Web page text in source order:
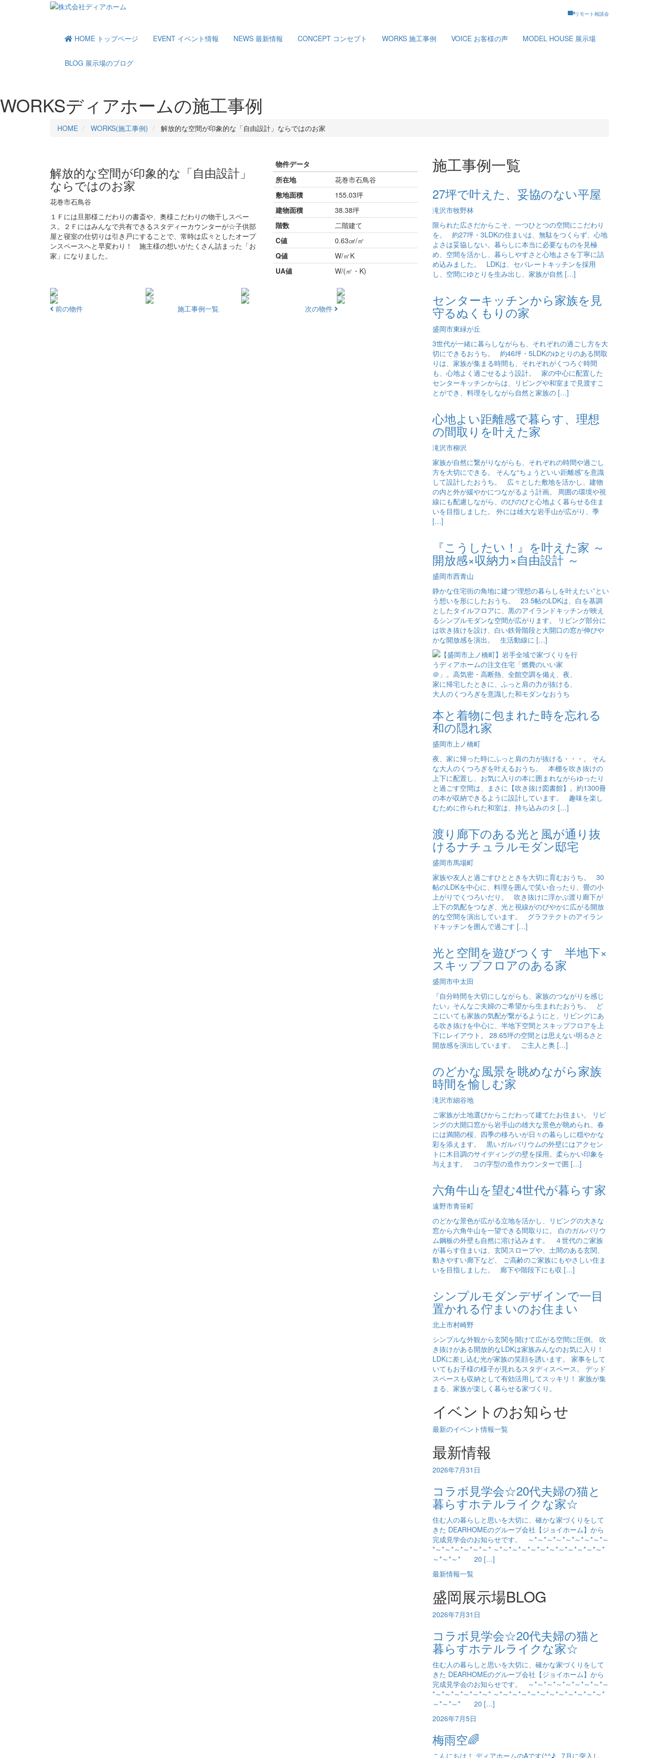
リモート相談会
HOME トップページ EVENT イベント情報 NEWS 最新情報 CONCEPT コンセプト WORKS 施工事例 VOICE お客様の声 MODEL HOUSE 展示場
BLOG 展示場のブログ
WORKSディアホームの施工事例
HOME WORKS(施工事例) 解放的な空間が印象的な「自由設計」ならではのお家
解放的な空間が印象的な「自由設計」
ならではのお家
花巻市石鳥谷
１Ｆには旦那様こだわりの書斎や、奥様こだわりの物干しスペー
ス。２Ｆにはみんなで共有できるスタディーカウンターが☆子供部
屋と寝室の仕切りは引き戸にすることで、常時は広々としたオープ
ンスペースへと早変わり！ 施主様の想いがたくさん詰まった「お
家」になりました。
物件データ
所在地
花巻市石鳥谷
敷地面積
155.03坪
建物面積
38.38坪
階数
二階建て
C値
0.63㎠/㎡
Q値
W/㎡K
UA値
W/(㎡・K)
前の物件 施工事例一覧 次の物件
施工事例一覧
27坪で叶えた、妥協のない平屋
滝沢市牧野林
限られた広さだからこそ、一つひとつの空間にこだわり
を。 約27坪・3LDKの住まいは、無駄をつくらず、心地
よさは妥協しない。暮らしに本当に必要なものを見極
め、空間を活かし、暮らしやすさと心地よさを丁寧に詰
め込みました。 LDKは、セパレートキッチンを採用
し、空間にゆとりを生み出し、家族が自然 […]
センターキッチンから家族を見
守るぬくもりの家
盛岡市東緑が丘
3世代が一緒に暮らしながらも、それぞれの過ごし方を大
切にできるおうち。 約46坪・5LDKのゆとりのある間取
りは、家族が集まる時間も、それぞれがくつろぐ時間
も、心地よく過ごせるよう設計。 家の中心に配置した
センターキッチンからは、リビングや和室まで見渡すこ
とができ、料理をしながら自然と家族の […]
心地よい距離感で暮らす、理想
の間取りを叶えた家
滝沢市柳沢
家族が自然に繋がりながらも、それぞれの時間や過ごし
方を大切にできる。 そんな“ちょうどいい距離感”を意識
して設計したおうち。 広々とした敷地を活かし、建物
の内と外が緩やかにつながるよう計画。 周囲の環境や視
線にも配慮しながら、のびのびと心地よく暮らせる住ま
いを目指しました。 外には雄大な岩手山が広がり、季
[…]
『こうしたい！』を叶えた家 ～
開放感×収納力×自由設計 ～
盛岡市西青山
静かな住宅街の角地に建つ“理想の暮らしを叶えたい”とい
う想いを形にしたおうち。 23.5帖のLDKは、白を基調
としたタイルフロアに、黒のアイランドキッチンが映え
るシンプルモダンな空間が広がります。 リビング部分に
は吹き抜けを設け、白い鉄骨階段と大開口の窓が伸びや
かな開放感を演出。 生活動線に […]
本と着物に包まれた時を忘れる
和の隠れ家
盛岡市上ノ橋町
夜、家に帰った時にふっと肩の力が抜ける・・・。 そん
な大人のくつろぎを叶えるおうち。 本棚を吹き抜けの
上下に配置し、お気に入りの本に囲まれながらゆったり
と過ごす空間は、まさに【吹き抜け図書館】。約1300冊
の本が収納できるように設計しています。 趣味を楽し
むために作られた和室は、持ち込みのタ […]
渡り廊下のある光と風が通り抜
けるナチュラルモダン邸宅
盛岡市馬場町
家族や友人と過ごすひとときを大切に育むおうち。 30
帖のLDKを中心に、料理を囲んで笑い合ったり、畳の小
上がりでくつろいだり。 吹き抜けに浮かぶ渡り廊下が
上下の気配をつなぎ、光と視線がのびやかに広がる開放
的な空間を演出しています。 グラフテクトのアイラン
ドキッチンを囲んで過ごす […]
光と空間を遊びつくす 半地下×
スキップフロアのある家
盛岡市中太田
『自分時間を大切にしながらも、家族のつながりを感じ
たい』そんなご夫婦のご希望から生まれたおうち。 ど
こにいても家族の気配が繋がるようにと、リビングにあ
る吹き抜けを中心に、半地下空間とスキップフロアを上
下にレイアウト。 28.65坪の空間とは思えない明るさと
開放感を演出しています。 ご主人と奥 […]
のどかな風景を眺めながら家族
時間を愉しむ家
滝沢市細谷地
ご家族が土地選びからこだわって建てたお住まい。 リビ
ングの大開口窓から岩手山の雄大な景色が眺められ、春
には満開の桜、四季の移ろいが日々の暮らしに穏やかな
彩を添えます。 黒いガルバリウムの外壁にはアクセン
トに木目調のサイディングの壁を採用。柔らかい印象を
与えます。 コの字型の造作カウンターで囲 […]
六角牛山を望む4世代が暮らす家
遠野市青笹町
のどかな景色が広がる立地を活かし、リビングの大きな
窓から六角牛山を一望できる間取りに。 白のガルバリウ
ム鋼板の外壁も自然に溶け込みます。 ４世代のご家族
が暮らす住まいは、玄関スロープや、土間のある玄関、
動きやすい廊下など、 ご高齢のご家族にもやさしい住ま
いを目指しました。 廊下や階段下にも収 […]
シンプルモダンデザインで一目
置かれる佇まいのお住まい
北上市村崎野
シンプルな外観から玄関を開けて広がる空間に圧倒。 吹
き抜けがある開放的なLDKは家族みんなのお気に入り！
LDKに差し込む光が家族の笑顔を誘います。 家事をして
いてもお子様の様子が見れるスタディスペース。 デッド
スペースも収納として有効活用してスッキリ！ 家族が集
まる、家族が楽しく暮らせる家づくり。
イベントのお知らせ
最新のイベント情報一覧
最新情報
2026年7月31日
コラボ見学会☆20代夫婦の猫と
暮らすホテルライクな家☆
住む人の暮らしと思いを大切に、確かな家づくりをして
きた DEARHOMEのグループ会社【ジョイホーム】から
完成見学会のお知らせです。 ～*～*～*～*～*～*～*～*～
*～*～*～*～*～*～* ～*～*～*～*～*～*～*～*～*～*～*～*
～*～*～* 20 […]
最新情報一覧
盛岡展示場BLOG
2026年7月31日
コラボ見学会☆20代夫婦の猫と
暮らすホテルライクな家☆
住む人の暮らしと思いを大切に、確かな家づくりをして
きた DEARHOMEのグループ会社【ジョイホーム】から
完成見学会のお知らせです。 ～*～*～*～*～*～*～*～*～
*～*～*～*～*～*～* ～*～*～*～*～*～*～*～*～*～*～*～*
～*～*～* 20 […]
2026年7月5日
梅雨空🌈
こんにちは！ ディアホームのAです(^^♪ 7月に突入し、